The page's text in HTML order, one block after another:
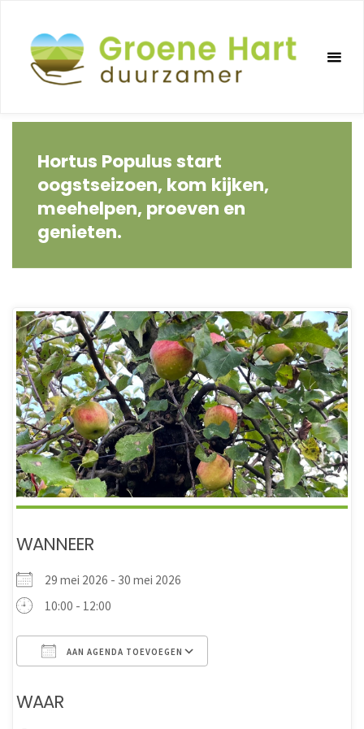
inhoud
Hortus Populus start
oogstseizoen, kom kijken,
meehelpen, proeven en
genieten.
WANNEER
29 mei 2026 - 30 mei 2026
10:00 - 12:00
AAN AGENDA TOEVOEGEN
WAAR